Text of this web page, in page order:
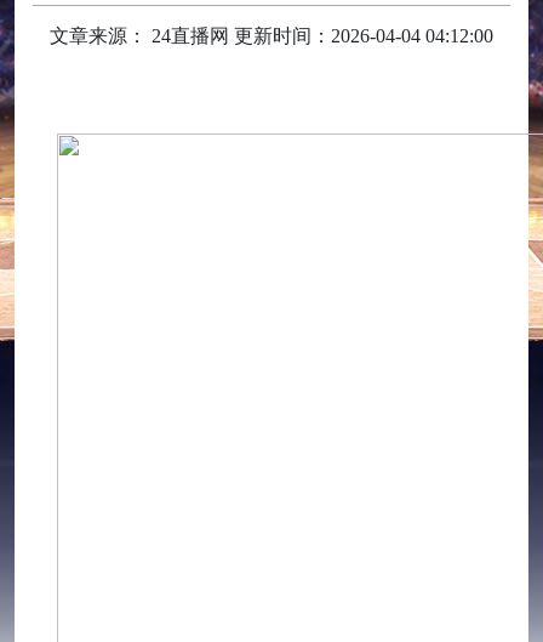
文章来源： 24直播网 更新时间：2026-04-04 04:12:00